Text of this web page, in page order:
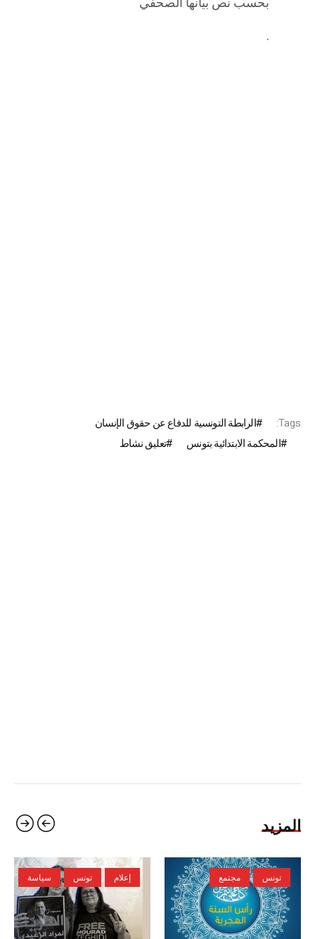
.
Tags:
الرابطة التونسية للدفاع عن حقوق الإنسان
المحكمة الابتدائية بتونس
تعليق نشاط
المزيد
تونس مجتمع إعلام تونس سياسة